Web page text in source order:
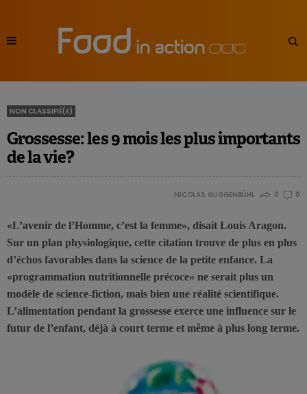
NON CLASSIFIÉ(E)
Grossesse: les 9 mois les plus importants
de la vie?
NICOLAS GUGGENBÜHL 0 0
«L’avenir de l’Homme, c’est la femme», disait Louis Aragon.
Sur un plan physiologique, cette citation trouve de plus en plus
d’échos favorables dans la science de la petite enfance. La
«programmation nutritionnelle précoce» ne serait plus un
modèle de science-fiction, mais bien une réalité scientifique.
L’alimentation pendant la grossesse exerce une influence sur le
futur de l’enfant, déjà à court terme et même à plus long terme.